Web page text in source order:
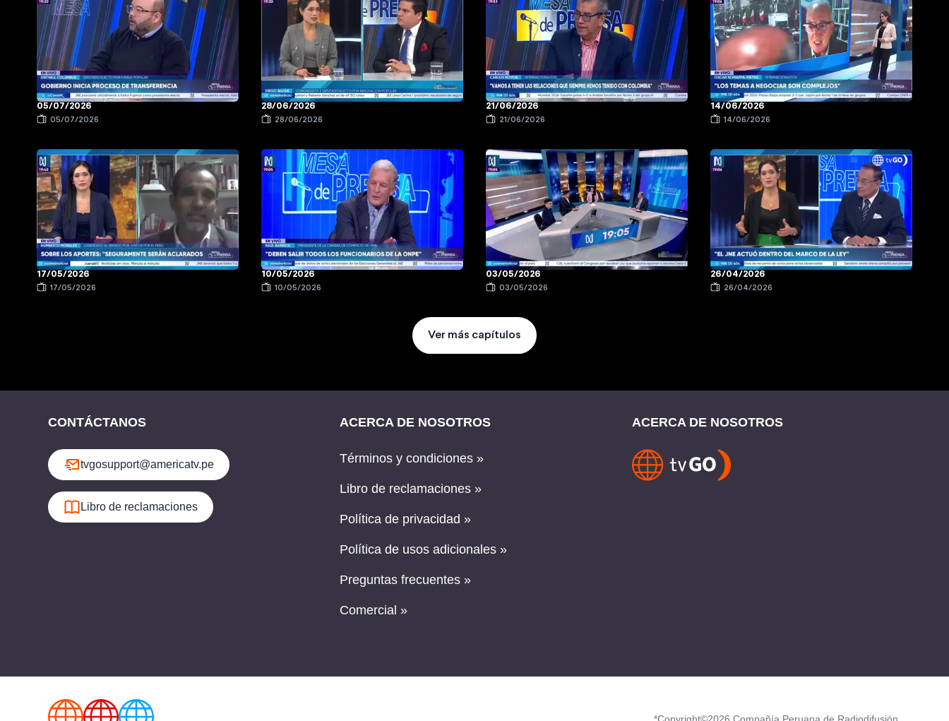
05/07/2026
05/07/2026
28/06/2026
28/06/2026
21/06/2026
21/06/2026
14/06/2026
14/06/2026
17/05/2026
17/05/2026
10/05/2026
10/05/2026
03/05/2026
03/05/2026
26/04/2026
26/04/2026
Ver más capítulos
CONTÁCTANOS
tvgosupport@americatv.pe
Libro de reclamaciones
ACERCA DE NOSOTROS
Términos y condiciones »
Libro de reclamaciones »
Política de privacidad »
Política de usos adicionales »
Preguntas frecuentes »
Comercial »
ACERCA DE NOSOTROS